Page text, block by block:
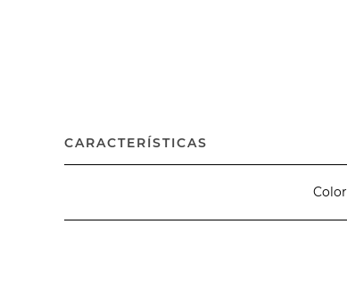
CARACTERÍSTICAS
Color